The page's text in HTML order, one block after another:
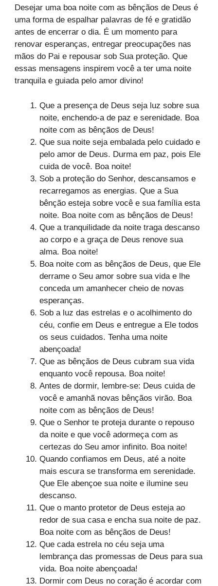
Desejar uma boa noite com as bênçãos de Deus é
uma forma de espalhar palavras de fé e gratidão
antes de encerrar o dia. É um momento para
renovar esperanças, entregar preocupações nas
mãos do Pai e repousar sob Sua proteção. Que
essas mensagens inspirem você a ter uma noite
tranquila e guiada pelo amor divino!
Que a presença de Deus seja luz sobre sua
noite, enchendo-a de paz e serenidade. Boa
noite com as bênçãos de Deus!
Que sua noite seja embalada pelo cuidado e
pelo amor de Deus. Durma em paz, pois Ele
cuida de você. Boa noite!
Sob a proteção do Senhor, descansamos e
recarregamos as energias. Que a Sua
bênção esteja sobre você e sua família esta
noite. Boa noite com as bênçãos de Deus!
Que a tranquilidade da noite traga descanso
ao corpo e a graça de Deus renove sua
alma. Boa noite!
Boa noite com as bênçãos de Deus, que Ele
derrame o Seu amor sobre sua vida e lhe
conceda um amanhecer cheio de novas
esperanças.
Sob a luz das estrelas e o acolhimento do
céu, confie em Deus e entregue a Ele todos
os seus cuidados. Tenha uma noite
abençoada!
Que as bênçãos de Deus cubram sua vida
enquanto você repousa. Boa noite!
Antes de dormir, lembre-se: Deus cuida de
você e amanhã novas bênçãos virão. Boa
noite com as bênçãos de Deus!
Que o Senhor te proteja durante o repouso
da noite e que você adormeça com as
certezas do Seu amor infinito. Boa noite!
Quando confiamos em Deus, até a noite
mais escura se transforma em serenidade.
Que Ele abençoe sua noite e ilumine seu
descanso.
Que o manto protetor de Deus esteja ao
redor de sua casa e encha sua noite de paz.
Boa noite com as bênçãos de Deus!
Que cada estrela no céu seja uma
lembrança das promessas de Deus para sua
vida. Boa noite abençoada!
Dormir com Deus no coração é acordar com